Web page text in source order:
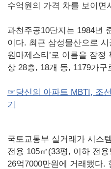
수억원의 가격 차를 보이면
과천주공10단지는 1984년
이다. 최근 삼성물산으로
원마제스티’로 이름을 잠정
상 28층, 18개 동, 1179가구
☞당신의 아파트 MBTI, 조
기
국토교통부 실거래가 시스
전용 105㎡(33평, 이하 전
26억7000만원에 거래됐다.